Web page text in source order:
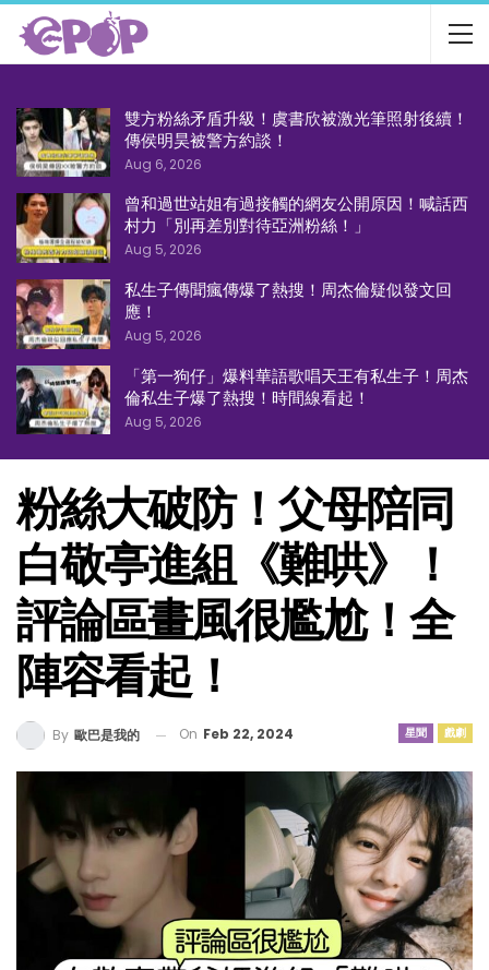
雙方粉絲矛盾升級！虞書欣被激光筆照射後續！
傳侯明昊被警方約談！
Aug 6, 2026
曾和過世站姐有過接觸的網友公開原因！喊話西
村力「別再差別對待亞洲粉絲！」
Aug 5, 2026
私生子傳聞瘋傳爆了熱搜！周杰倫疑似發文回
應！
Aug 5, 2026
「第一狗仔」爆料華語歌唱天王有私生子！周杰
倫私生子爆了熱搜！時間線看起！
Aug 5, 2026
粉絲大破防！父母陪同
白敬亭進組《難哄》！
評論區畫風很尷尬！全
陣容看起！
星聞 戲劇
By 歐巴是我的 On Feb 22, 2024